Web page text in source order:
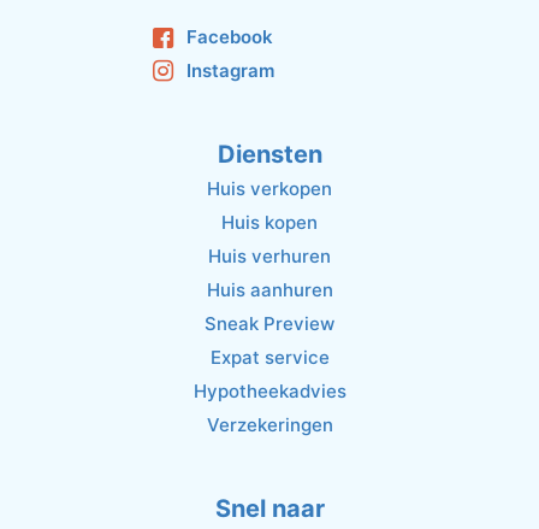
Facebook
Instagram
Diensten
Huis verkopen
Huis kopen
Huis verhuren
Huis aanhuren
Sneak Preview
Expat service
Hypotheekadvies
Verzekeringen
Snel naar